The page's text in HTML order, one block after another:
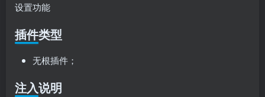
设置功能
插件类型
无根插件；
注入说明